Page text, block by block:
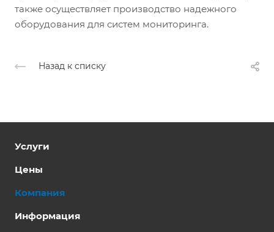
также осуществляет производство надежного
оборудования для систем мониторинга.
Назад к списку
Услуги
Цены
Компания
Информация